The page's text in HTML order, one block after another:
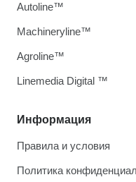
Информация
Правила и условия
Политика
Autoline™
Machineryline™
Agroline™
Linemedia Digital ™